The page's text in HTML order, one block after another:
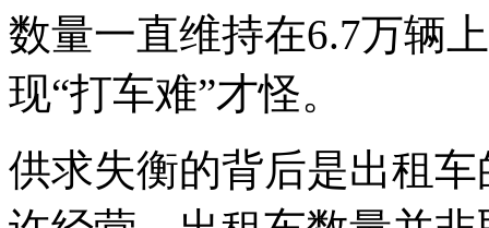
数量一直维持在6.7万辆
现“打车难”才怪。
供求失衡的背后是出租